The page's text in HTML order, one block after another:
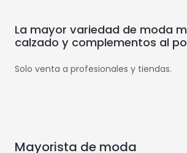
La mayor variedad de moda
calzado y complementos al
Solo venta a profesionales y tiendas.
Mayorista de moda